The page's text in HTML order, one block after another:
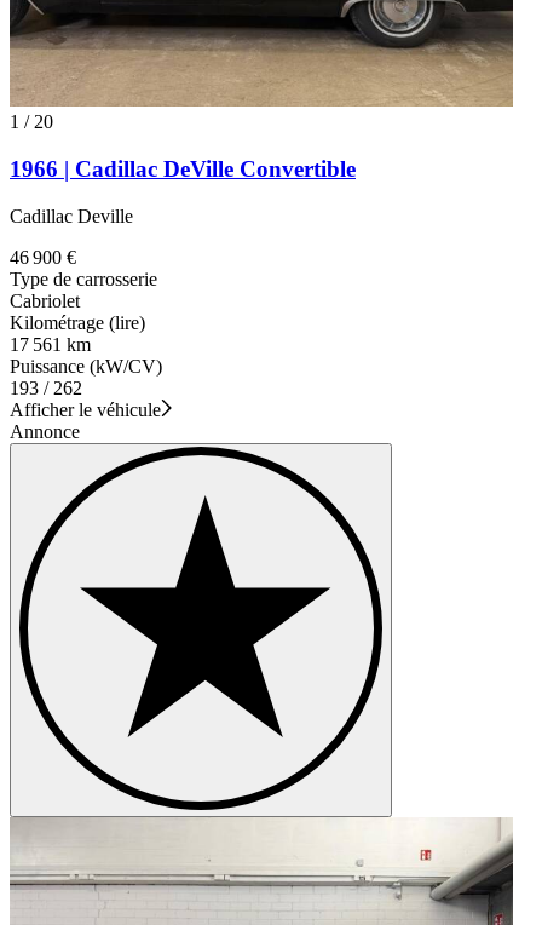
1 /20
1966 | Cadillac DeVille Convertible
Cadillac Deville
46 900 €
Type de carrosserie
Cabriolet
Kilométrage (lire)
17 561 km
Puissance (kW/CV)
193 / 262
Afficher le véhicule
Annonce